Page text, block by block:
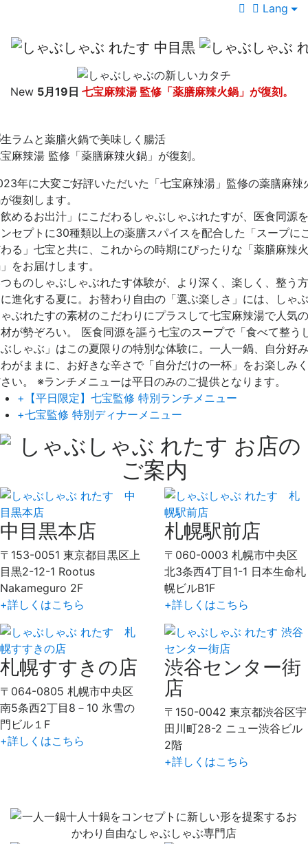
Lang
New 5月19日 七宝麻辣湯 監修「薬膳麻辣火鍋」が復刻。
麻辣湯 監修「薬膳麻辣火鍋」が復刻。
年に大変ご好評いただいた「七宝麻辣湯」監修の薬膳麻辣
復刻します。
めるお出汁」にこだわるしゃぶしゃぶれたすが、医食同源を
セプトに30種類以上の薬膳スパイスを配合した「スープに
る」七宝と共に、これからの時期にぴったりな「薬膳麻辣火
をお届けします。
ものしゃぶしゃぶれたす体験が、より深く、楽しく、整う方
進化する夏に。お替わり自由の「選ぶ楽しさ」には、しゃぶ
ぶれたすの素材のこだわりにプラスして七宝麻辣湯で人気の
が勢ぞろい。 医食同源を謳う七宝のスープで「食べて整う
しゃぶ」はこの夏限りの特別な体験に。一人一鍋、自分好み
がままに、お好きな辛さで「自分だけの一杯」をお楽しみく
い。 ※ランチメニューは平日のみのご提供となります。
+【平日限定】七宝監修 特別ランチメニュー
+七宝監修 特別ディナーメニュー
中目黒本店
〒153-0051 東京都目黒区上
目黒2-12-1 Rootus
Nakameguro 2F
+詳しくはこちら
札幌駅前店
〒060-0003 札幌市中央区
北3条西4丁目1-1 日本生命札
幌ビルB1F
+詳しくはこちら
札幌すすきの店
〒064-0805 札幌市中央区
南5条西2丁目8－10 氷雪の
門ビル１F
+詳しくはこちら
渋谷センター街
店
〒150-0042 東京都渋谷区宇
田川町28-2 ニュー渋谷ビル
2階
+詳しくはこちら